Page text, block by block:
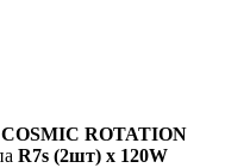
ROTATION
R7s (2шт) х 120W